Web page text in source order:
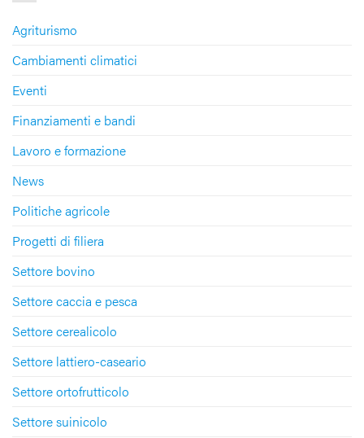
Agriturismo
Cambiamenti climatici
Eventi
Finanziamenti e bandi
Lavoro e formazione
News
Politiche agricole
Progetti di filiera
Settore bovino
Settore caccia e pesca
Settore cerealicolo
Settore lattiero-caseario
Settore ortofrutticolo
Settore suinicolo